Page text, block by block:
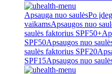
Apsauga nuo saulėsPo
vaikamsApsaugos nuo
saulės faktorius SPF50+
SPF50Apsaugos nuo
saulės faktorius SPF20
SPF15Apsaugos nuo